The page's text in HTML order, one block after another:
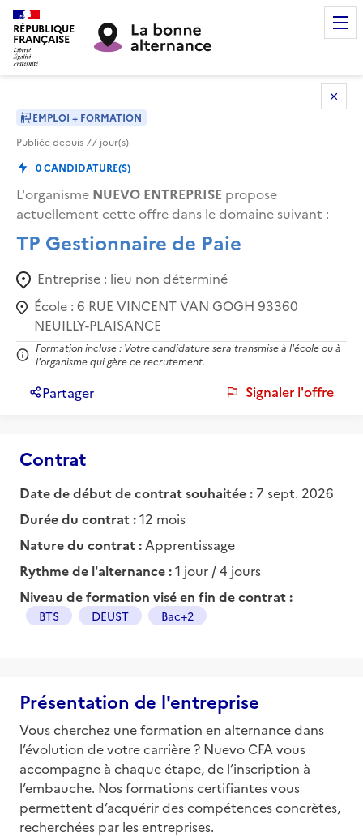
RÉPUBLIQUE
FRANÇAISE
EMPLOI + FORMATION
Publiée depuis77 jour(s)
0CANDIDATURE(S)
L'organisme NUEVO ENTREPRISE propose
actuellement cette offre dans le domaine suivant :
TP Gestionnaire de Paie
Entreprise : lieu non déterminé
École :6 RUE VINCENT VAN GOGH 93360
NEUILLY-PLAISANCE
Formation incluse : Votre candidature sera transmise à l'école ou à
l'organisme qui gère ce recrutement.
Partager Signaler l'offre
Contrat
Date de début de contrat souhaitée : 7 sept. 2026
Durée du contrat :12 mois
Nature du contrat : Apprentissage
Rythme de l'alternance :1 jour / 4 jours
Niveau de formation visé en fin de contrat :
BTS DEUST Bac+2
Présentation de l'entreprise
Vous cherchez une formation en alternance dans
l’évolution de votre carrière ? Nuevo CFA vous
accompagne à chaque étape, de l’inscription à
l’embauche. Nos formations certifiantes vous
permettent d’acquérir des compétences concrètes,
recherchées par les entreprises.